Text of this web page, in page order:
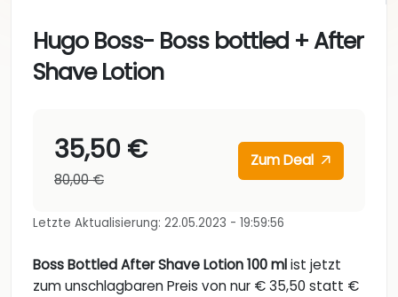
Hugo Boss- Boss bottled + After
Shave Lotion
35,50 €
80,00 €
Zum Deal
Letzte Aktualisierung: 22.05.2023 - 19:59:56
Boss Bottled After Shave Lotion 100 mlist jetzt
zum unschlagbaren Preis von nur € 35,50 statt €